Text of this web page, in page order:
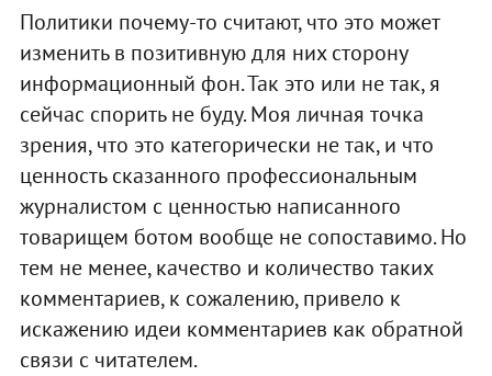
Политики почему-то считают, что это может
изменить в позитивную для них сторону
информационный фон. Так это или не так, я
сейчас спорить не буду. Моя личная точка
зрения, что это категорически не так, и что
ценность сказанного профессиональным
журналистом с ценностью написанного
товарищем ботом вообще не сопоставимо. Но
тем не менее, качество и количество таких
комментариев, к сожалению, привело к
искажению идеи комментариев как обратной
связи с читателем.